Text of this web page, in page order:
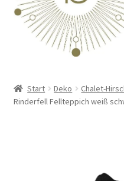
Deko
Start Deko Chalet-
Rinderfell Fellteppich weiß